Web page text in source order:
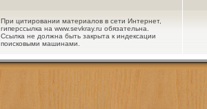
При цитировании материалов в сети Интернет,
гиперссылка на www.sevkray.ru обязательна.
Ссылка не должна быть закрыта к индексации
поисковыми машинами.